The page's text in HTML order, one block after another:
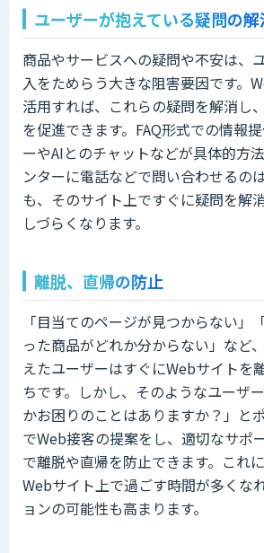
ユーザーが抱えている疑問の解
商品やサービスへの疑問や不安は、
入をためらう大きな阻害要因です。
活用すれば、これらの疑問を解消し
を促進できます。FAQ形式での情報
ーやAIとのチャットなどが具体的方
ンターに電話などで問い合わせるの
も、そのサイト上ですぐに疑問を解
しづらくなります。
離脱、直帰の防止
「目当てのページが見つからない」
った商品がどれか分からない」など
えたユーザーはすぐにWebサイトを
ちです。しかし、そのようなユーザ
かお困りのことはありますか？」と
でWeb接客の提案をし、適切なサポ
で離脱や直帰を防止できます。これ
Webサイト上で過ごす時間が多くな
ョンの可能性も高まります。